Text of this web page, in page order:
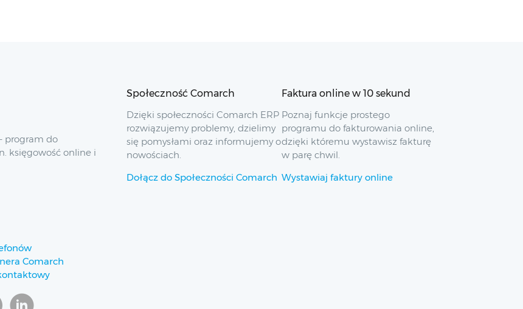
program do
księgowość online i
Społeczność Comarch
Dzięki społeczności Comarch ERP
rozwiązujemy problemy, dzielimy
się pomysłami oraz informujemy o
nowościach.
Dołącz do Społeczności Comarch
Faktura online w 10 sekund
Poznaj funkcje prostego
programu do fakturowania online,
dzięki któremu wystawisz fakturę
w parę chwil.
Wystawiaj faktury online
Comarch